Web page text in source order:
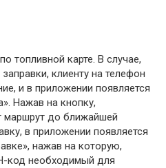
топливной карте. В случае,
клиенту на телефон
и в приложении появляется
Нажав на кнопку,
маршрут до ближайшей
в приложении появляется
нажав на которую,
код необходимый для